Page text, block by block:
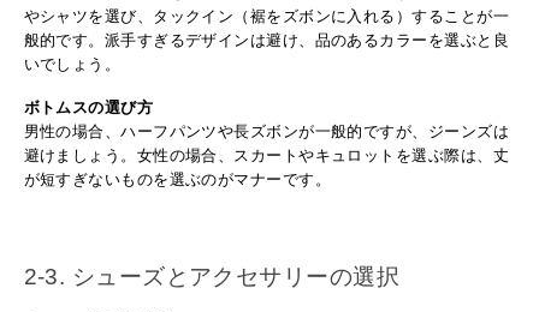
やシャツを選び、タックイン（裾をズボンに入れる）することが一
般的です。派手すぎるデザインは避け、品のあるカラーを選ぶと良
いでしょう。
ボトムスの選び方
男性の場合、ハーフパンツや長ズボンが一般的ですが、ジーンズは
避けましょう。女性の場合、スカートやキュロットを選ぶ際は、丈
が短すぎないものを選ぶのがマナーです。
2-3. シューズとアクセサリーの選択